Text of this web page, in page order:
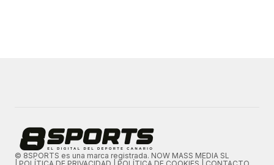
© 8SPORTS es una marca registrada. NOW MASS MEDIA SL